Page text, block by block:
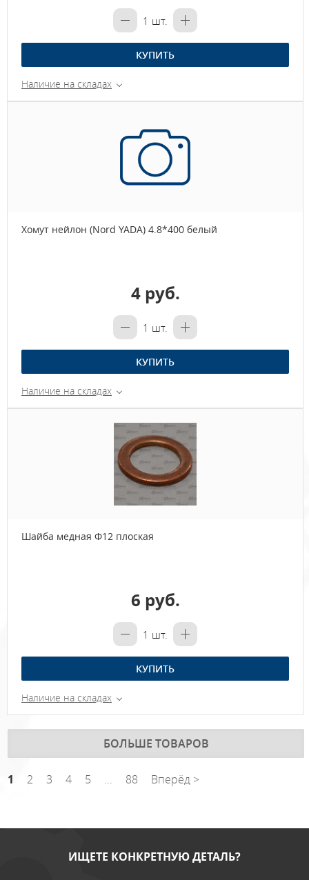
1 шт.
КУПИТЬ
Наличие на складах
Хомут нейлон (Nord YADA) 4.8*400 белый
4 руб.
1 шт.
КУПИТЬ
Наличие на складах
Шайба медная Ф12 плоская
6 руб.
1 шт.
КУПИТЬ
Наличие на складах
БОЛЬШЕ ТОВАРОВ
1 2 3 4 5 ... 88 Вперёд >
ИЩЕТЕ КОНКРЕТНУЮ ДЕТАЛЬ?